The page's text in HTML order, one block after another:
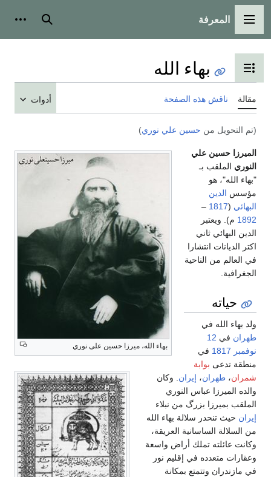
القائمة الرئيسية
المعرفة بحث
تبديل عرض جدول المحتويات
بهاء الله
مقالة ناقش هذه الصفحة أدوات
(تم التحويل من حسين علي نوري)
بهاء الله، ميرزا حسين على نوري
الميرزا حسين علي
النوري الملقب بـ
"بهاء الله"، هو
مؤسس الدين
البهائي (
1817
–
1892 م). ويعتبر
الدين البهائي ثاني
اكتر الديانات انتشارا
في العالم من الناحية
الجغرافية.
حياته
ولد بهاء الله في
طهران في 12
نوفمبر 1817 في
منطقة تدعى بوابة
شمران، طهران، إيران. وكان
والده الميرزا عباس النوري
الملقب بميرزا بزرگ من نبلاء
إيران حيث تنحدر سلالة بهاء الله
من السلالة الساسانية العريقة،
وكانت عائلته تملك أراض واسعة
وعقارات متعدده في إقليم نور
في مازندران وتتمتع بمكانة